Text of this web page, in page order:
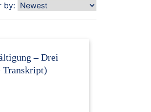
by:
– Drei